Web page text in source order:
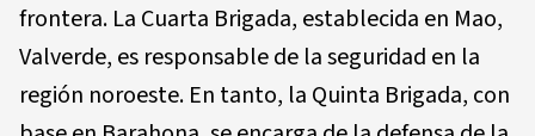
frontera. La Cuarta Brigada, establecida en Mao,
Valverde, es responsable de la seguridad en la
región noroeste. En tanto, la Quinta Brigada, con